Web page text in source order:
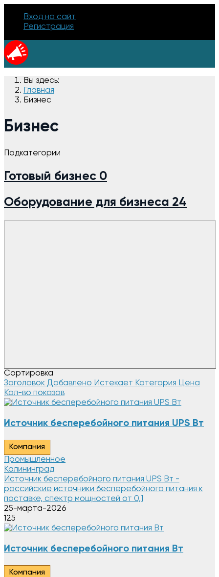
Вход на сайт
Регистрация
Вы здесь:
Главная
Бизнес
Бизнес
Подкатегории
Готовый бизнес 0
Оборудование для бизнеса 24
Сортировка
Заголовок Добавлено Истекает Категория Цена
Кол-во показов
Источник бесперебойного питания UPS Вт
Компания
Промышленное
Калининград
Источник бесперебойного питания UPS Вт -
российские источники бесперебойного питания к
поставке, спектр мощностей от 0,1
25-марта-2026
125
Источник бесперебойного питания Вт
Компания